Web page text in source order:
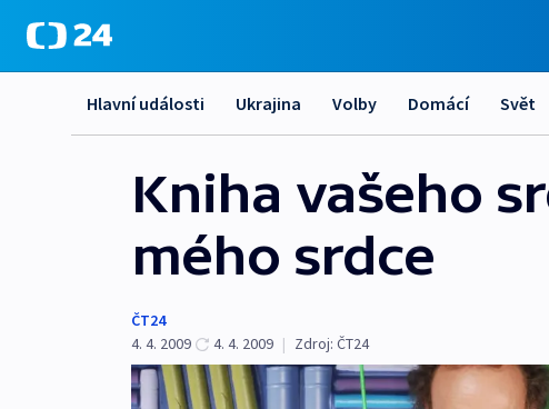
Hlavní události Ukrajina Volby Domácí Svět
Kniha vašeho
mého srdce
ČT24
4. 4. 2009
4. 4. 2009 | Zdroj: ČT24